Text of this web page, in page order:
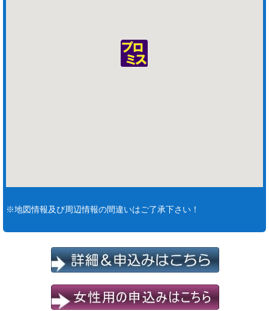
※地図情報及び周辺情報の間違いはご了承下さい！